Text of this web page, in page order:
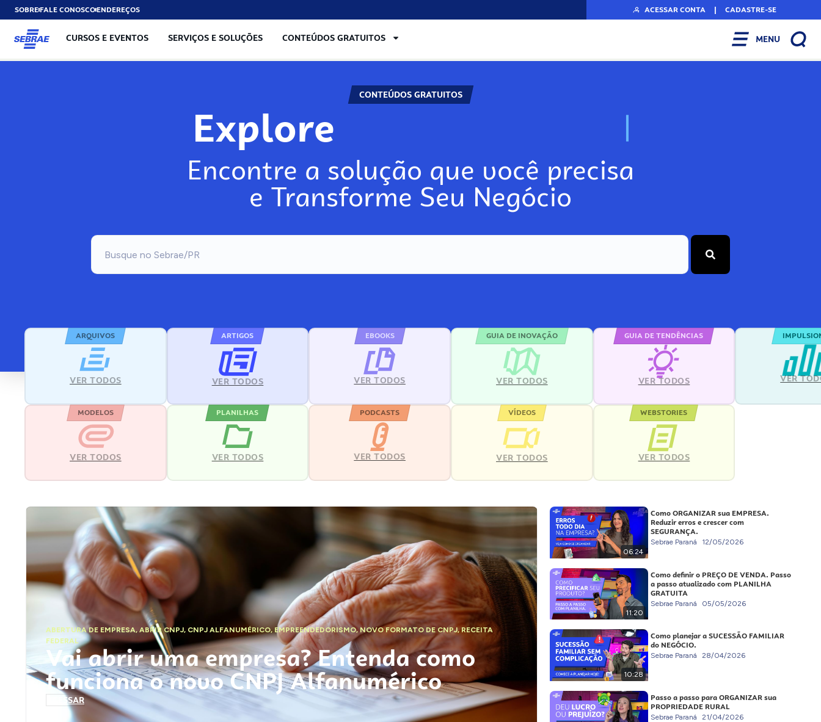
SOBREFALE CONOSCOENDEREÇOS ACESSAR CONTA | CADASTRE-SE
CURSOS E EVENTOS SERVIÇOS E SOLUÇÕES CONTEÚDOS GRATUITOS MENU
CONTEÚDOS GRATUITOS
Explore N
Encontre a solução que você precisa
e Transforme Seu Negócio
ARQUIVOS
VER TODOS
ARTIGOS
VER TODOS
EBOOKS
VER TODOS
GUIA DE INOVAÇÃO
VER TODOS
GUIA DE TENDÊNCIAS
VER TODOS VER
MODELOS
VER TODOS
PLANILHAS
VER TODOS
PODCASTS
VER TODOS
VÍDEOS
VER TODOS
WEBSTORIES
VER TODOS
ABERTURA DE EMPRESA,ABRIR CNPJ, CNPJ ALFANUMÉRICO, EMPREENDEDORISMO,NOVO FORMATO DE CNPJ,RECEITA
FEDERAL
Vai abrir uma empresa? Entenda como
funciona o novo CNPJ Alfanumérico
ACESSAR
06:24
Como ORGANIZAR sua EMPRESA.
Reduzir erros e crescer com
SEGURANÇA.
Sebrae Paraná 12/05/2026
11:20
Como definir o PREÇO DE VENDA. Passo
a passo atualizado com PLANILHA
GRATUITA
Sebrae Paraná 05/05/2026
10:28
Como planejar a SUCESSÃO FAMILIAR
do NEGÓCIO.
Sebrae Paraná 28/04/2026
Passo a passo para ORGANIZAR sua
PROPRIEDADE RURAL
Sebrae Paraná 21/04/2026